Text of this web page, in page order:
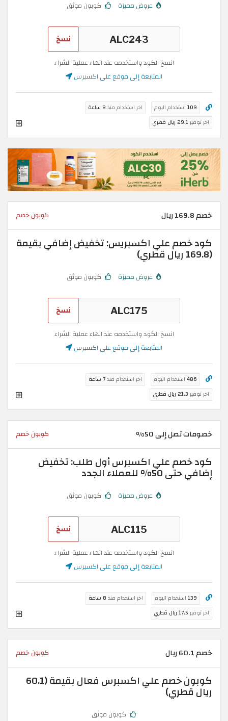
عروض مميزة كوبون موثق
نسخ
انسخ الكود واستخدمه عند انهاء عملية الشراء
المتابعة إلى موقع علي اكسبرس
109 استخدام اليوم اخر استخدام منذ 9 ساعة
اخر توفير29.1 ريال قطري
خصم 169.8 ريال كوبون خصم
كود خصم علي اكسبريس: تخفيض إضافي بقيمة
(169.8 ريال قطري)
عروض مميزة كوبون موثق
نسخ
انسخ الكود واستخدمه عند انهاء عملية الشراء
المتابعة إلى موقع علي اكسبرس
486 استخدام اليوم اخر استخدام منذ7 ساعة
اخر توفير 21.3 ريال قطري
خصومات تصل إلى 50% كوبون خصم
كود خصم علي اكسبرس أول طلب: تخفيض
إضافي حتى 50% للعملاء الجدد
عروض مميزة كوبون موثق
نسخ
انسخ الكود واستخدمه عند انهاء عملية الشراء
المتابعة إلى موقع علي اكسبرس
139 استخدام اليوم اخر استخدام منذ 8 ساعة
اخر توفير 17.5 ريال قطري
خصم 60.1 ريال كوبون خصم
كوبون خصم علي اكسبرس فعال بقيمة (60.1
ريال قطري)
كوبون موثق